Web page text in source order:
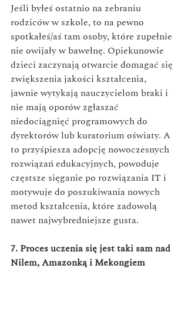
Jeśli byłeś ostatnio na zebraniu
rodziców w szkole, to na pewno
spotkałeś/aś tam osoby, które zupełnie
nie owijały w bawełnę. Opiekunowie
dzieci zaczynają otwarcie domagać się
zwiększenia jakości kształcenia,
jawnie wytykają nauczycielom braki i
nie mają oporów zgłaszać
niedociągnięć programowych do
dyrektorów lub kuratorium oświaty. A
to przyśpiesza adopcję nowoczesnych
rozwiązań edukacyjnych, powoduje
częstsze sięganie po rozwiązania IT i
motywuje do poszukiwania nowych
metod kształcenia, które zadowolą
nawet najwybredniejsze gusta.
7. Proces uczenia się jest taki sam nad
Nilem, Amazonką i Mekongiem